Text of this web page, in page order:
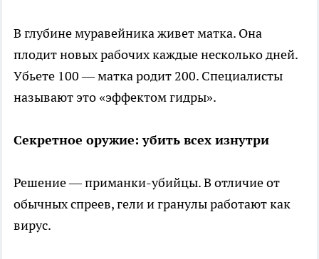
В глубине муравейника живет матка. Она
плодит новых рабочих каждые несколько дней.
Убьете 100 — матка родит 200. Специалисты
называют это «эффектом гидры».
Секретное оружие: убить всех изнутри
Решение — приманки-убийцы. В отличие от
обычных спреев, гели и гранулы работают как
вирус.